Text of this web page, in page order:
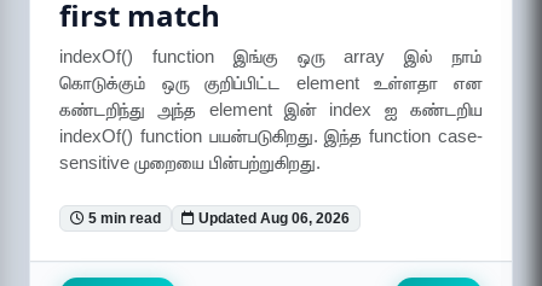
first match
indexOf() function இங்கு ஒரு array இல் நாம்
கொடுக்கும் ஒரு குறிப்பிட்ட element உள்ளதா என
கண்டறிந்து அந்த element இன் index ஐ கண்டறிய
indexOf() function பயன்படுகிறது. இந்த function case-
sensitive முறையை பின்பற்றுகிறது.
5 min read Updated Aug 06, 2026